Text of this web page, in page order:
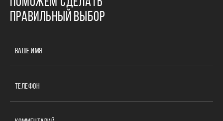
ПРАВИЛЬНЫЙ ВЫБОР
ВАШЕ ИМЯ
ТЕЛЕФОН